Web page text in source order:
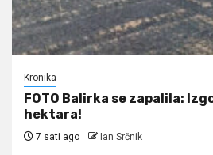
Kronika
FOTO Balirka se zapalila:
hektara!
7 sati ago Ian Srčnik